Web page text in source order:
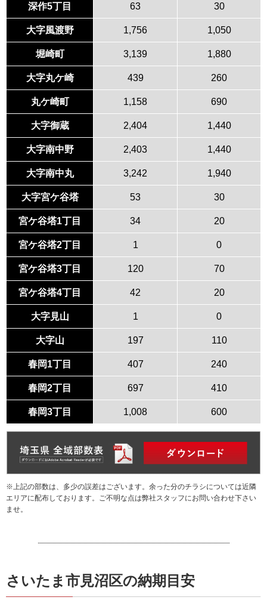
深作5丁目 63 30
大字風渡野 1,756 1,050
堀崎町 3,139 1,880
大字丸ケ崎 439 260
丸ケ崎町 1,158 690
大字御蔵 2,404 1,440
大字南中野 2,403 1,440
大字南中丸 3,242 1,940
大字宮ケ谷塔 53 30
宮ケ谷塔1丁目 34 20
宮ケ谷塔2丁目 1 0
宮ケ谷塔3丁目 120 70
宮ケ谷塔4丁目 42 20
大字見山 1 0
大字山 197 110
春岡1丁目 407 240
春岡2丁目 697 410
春岡3丁目 1,008 600
※上記の部数は、多少の誤差はございます。余った分のチラシについては近隣
エリアに配布しております。ご不明な点は弊社スタッフにお問い合わせ下さい
ませ。
さいたま市見沼区の納期目安